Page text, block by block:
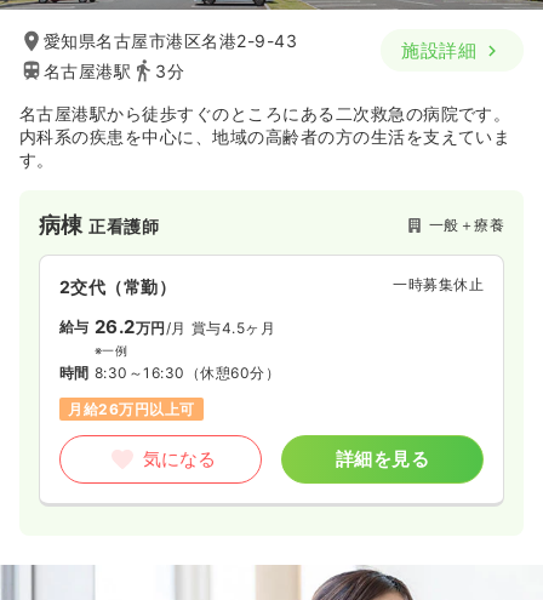
2交代（常勤）
給与 27.0 万円/月
時間 8:15～17:00
愛知県名古屋市港区名港2-9-43
名古屋港駅
3分
施設詳細
名古屋港駅から徒歩すぐのところにある二次救急の病院です。
内科系の疾患を中心に、地域の高齢者の方の生活を支えていま
す。
病棟正看護師 一般＋療養
2交代（常勤） 一時募集休止
給与 26.2万円/月 賞与4.5ヶ月
※一例
時間 8:30～16:30 （休憩60分）
月給26万円以上可
気になる 詳細を見る